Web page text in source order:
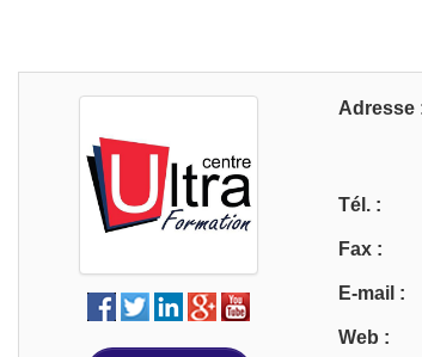
Adresse
Tél. :
Fax :
E-mail :
Web :